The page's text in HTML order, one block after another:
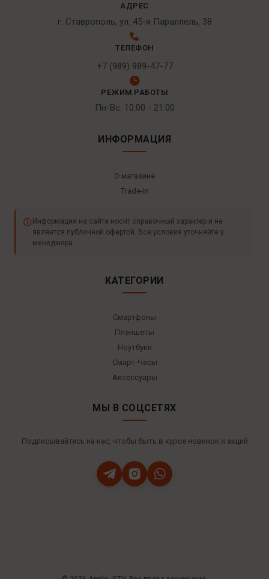
АДРЕС
г. Ставрополь, ул. 45-я Параллель, 38
ТЕЛЕФОН
+7 (989) 989-47-77
РЕЖИМ РАБОТЫ
Пн-Вс: 10:00 - 21:00
ИНФОРМАЦИЯ
О магазине
Trade-In
Информация на сайте носит справочный характер и не
является публичной офертой. Все условия уточняйте у
менеджера.
КАТЕГОРИИ
Смартфоны
Планшеты
Ноутбуки
Смарт-Часы
Аксессуары
МЫ В СОЦСЕТЯХ
Подписывайтесь на нас, чтобы быть в курсе новинок и акций